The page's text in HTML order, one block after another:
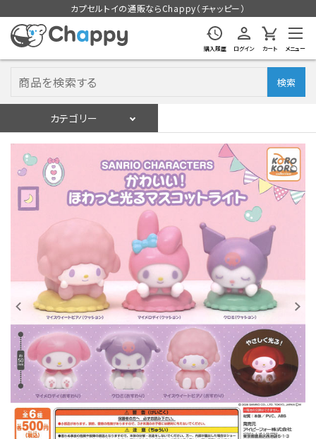
カプセルトイの通販ならChappy（チャッピー）
購入履歴 ログイン カート メニュー
検索
カテゴリー
会員登録
入荷スケジュールをチェック
カプセルトイマシン本体
カプセルトイ
販促用空カプセル
レンタル
景品・玩具・文具
販促用カプセルトイ